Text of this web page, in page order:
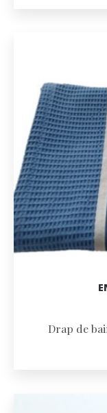
Drap de